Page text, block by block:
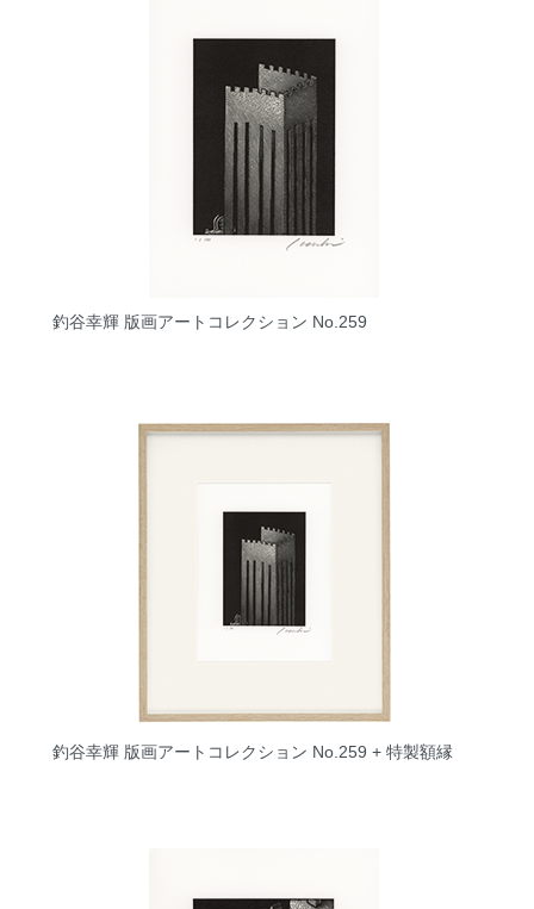
釣谷幸輝 版画アートコレクション No.259
釣谷幸輝 版画アートコレクション No.259 + 特製額縁